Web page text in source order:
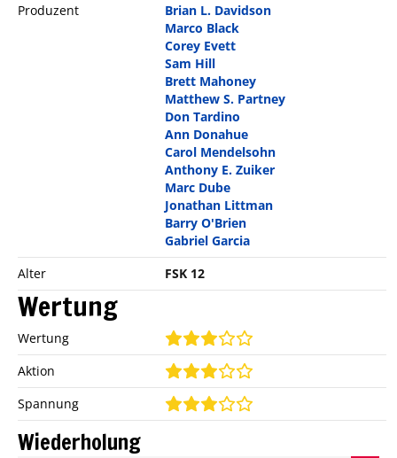
Produzent
Brian L. Davidson
Marco Black
Corey Evett
Sam Hill
Brett Mahoney
Matthew S. Partney
Don Tardino
Ann Donahue
Carol Mendelsohn
Anthony E. Zuiker
Marc Dube
Jonathan Littman
Barry O'Brien
Gabriel Garcia
Alter
FSK 12
Wertung
Wertung
Aktion
Spannung
Wiederholung